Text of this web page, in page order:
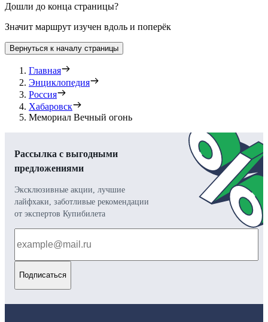
Дошли до конца страницы?
Значит маршрут изучен вдоль и поперёк
Вернуться к началу страницы
Главная
Энциклопедия
Россия
Хабаровск
Мемориал Вечный огонь
Рассылка с выгодными
предложениями
Эксклюзивные акции, лучшие
лайфхаки, заботливые рекомендации
от экспертов Купибилета
Подписаться